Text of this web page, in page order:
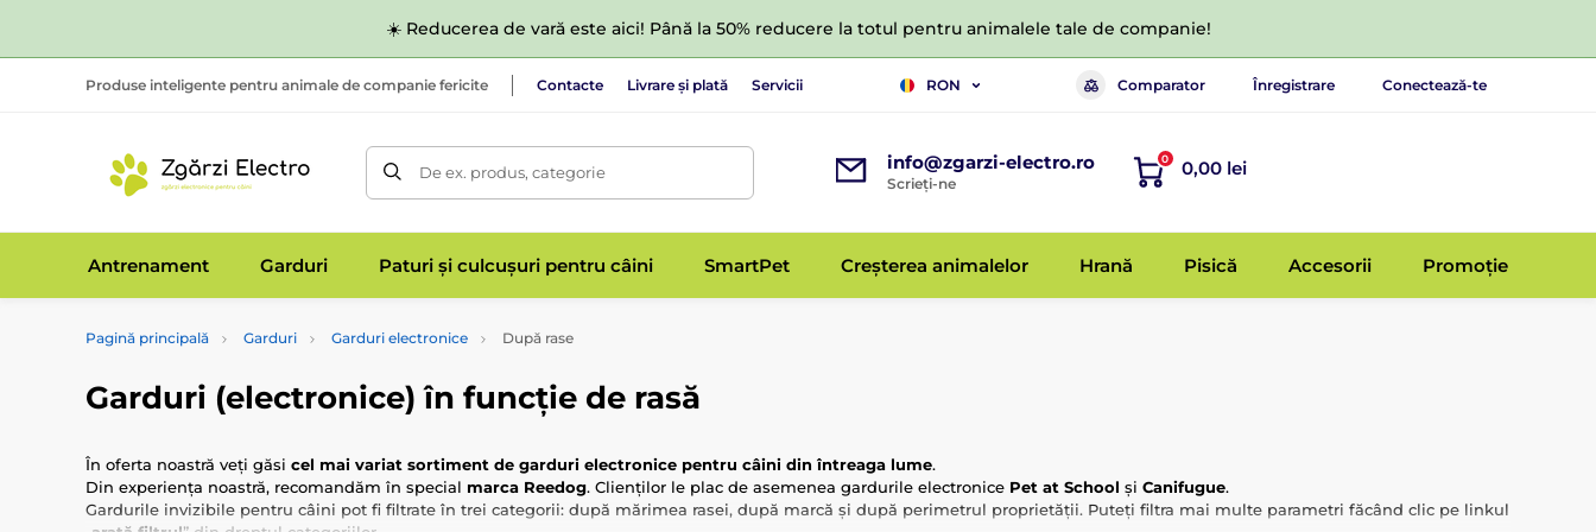
☀️ Reducerea de vară este aici! Până la 50% reducere la totul pentru animalele tale de companie!
Produse inteligente pentru animale de companie fericite Contacte Livrare și plată Servicii RON Comparator Înregistrare Conectează-te
De ex. produs, categorie info@zgarzi-electro.ro
Scrieți-ne
0 0,00 lei
Antrenament Garduri Paturi și culcușuri pentru câini SmartPet Creșterea animalelor Hrană Pisică Accesorii Promoție
Pagină principală Garduri Garduri electronice După rase
Garduri (electronice) în funcție de rasă
În oferta noastră veți găsi cel mai variat sortiment de garduri electronice pentru câini din întreaga lume.
Din experiența noastră, recomandăm în special marca Reedog. Clienților le plac de asemenea gardurile electronice Pet at School și Canifugue.
Gardurile invizibile pentru câini pot fi filtrate în trei categorii: după mărimea rasei, după marcă și după perimetrul proprietății. Puteți filtra mai multe parametri făcând clic pe linkul